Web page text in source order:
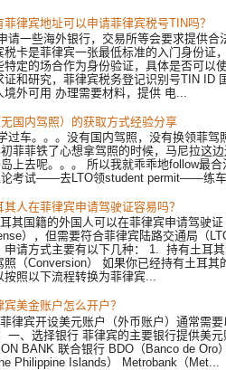
菲律宾地址可以申请菲律宾税号TIN吗？
请一些海外银行，交易所等会要求提供合
税卡是菲律宾一张最低标准的入门身份证
特定的场合作为身份验证，具体是否可以
证和研究，菲律宾税务登记识别号TIN ID
境外可用 办理需要材料，提供 电...
国内驾照）的获取方式经验分享
过车。。。没有国内驾照，没有换领菲驾
菲菲铁了心想拿驾照的时候，马尼拉这
上去呢。。。 所以我就乖乖地follow最
考试——去LTO领student permit——练
其人在菲律宾申请驾驶证容易吗？
其国籍的外国人可以在菲律宾申请驾驶证
），但需要符合菲律宾陆路交通局（
申请方式主要有以下几种： 1. 持有土耳
照（Conversion） 如果你已经持有土耳其
按照以下流程转换为菲律宾...
宾美金账户怎么开户？
律宾开设美元账户（外币账户）通常需
一、选择银行 菲律宾的主要银行提供美
BANK 联合银行 BDO（Banco de Oro
Philippine Islands） Metrobank（Met...